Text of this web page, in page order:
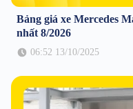
Bảng giá xe Mercedes
nhất 8/2026
06:52 13/10/2025